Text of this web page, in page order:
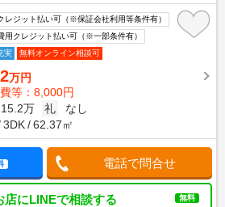
レジット払い可（※保証会社利用等条件有）
用クレジット払い可（※一部条件有）
実
無料オンライン相談可
万円
等：8,000円
15.2万 礼
なし
3DK 62.37㎡
電話で問合せ
店にLINEで相談する 無料